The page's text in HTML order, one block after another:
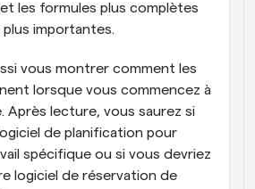
les formules plus complètes
importantes.
vous montrer comment les
lorsque vous commencez à
Après lecture, vous saurez si
de planification pour
spécifique ou si vous devriez
logiciel de réservation de